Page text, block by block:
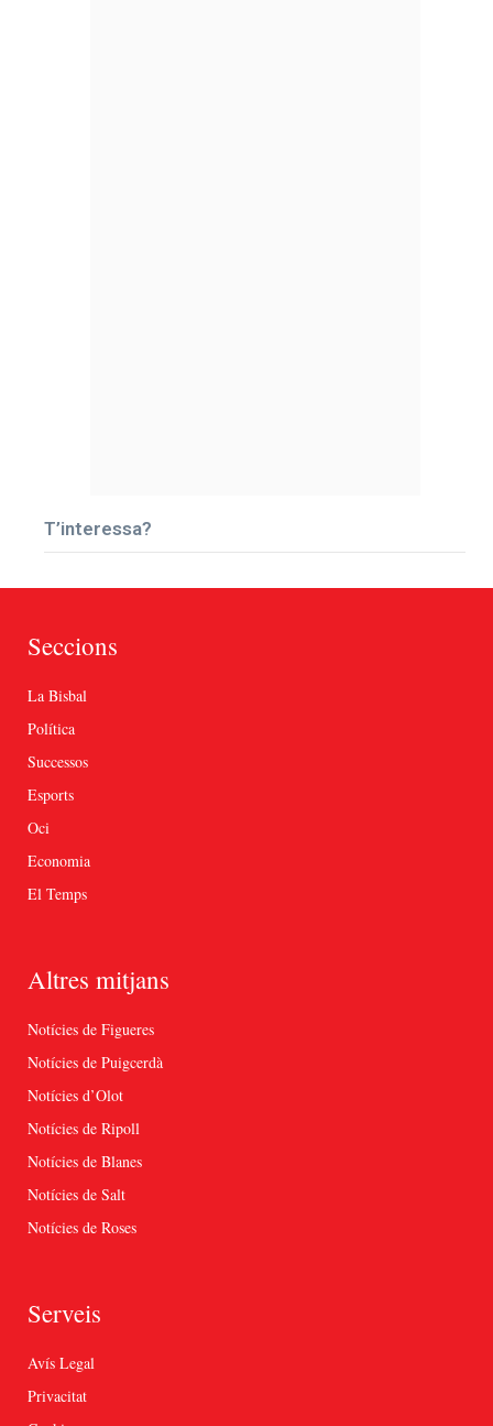
T’interessa?
Seccions
La Bisbal
Política
Successos
Esports
Oci
Economia
El Temps
Altres mitjans
Notícies de Figueres
Notícies de Puigcerdà
Notícies d’Olot
Notícies de Ripoll
Notícies de Blanes
Notícies de Salt
Notícies de Roses
Serveis
Avís Legal
Privacitat